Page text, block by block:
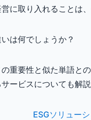
に取り入れることは
は何でしょうか？
重要性と似た単語と
ービスについても解
ESGソリュー